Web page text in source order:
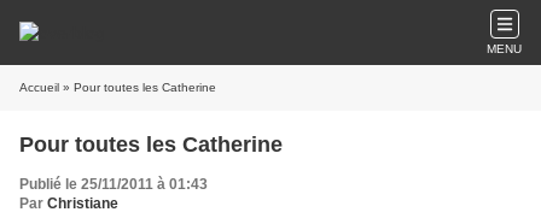
MENU
Accueil » Pour toutes les Catherine
Pour toutes les Catherine
Publié le 25/11/2011 à 01:43
Par Christiane